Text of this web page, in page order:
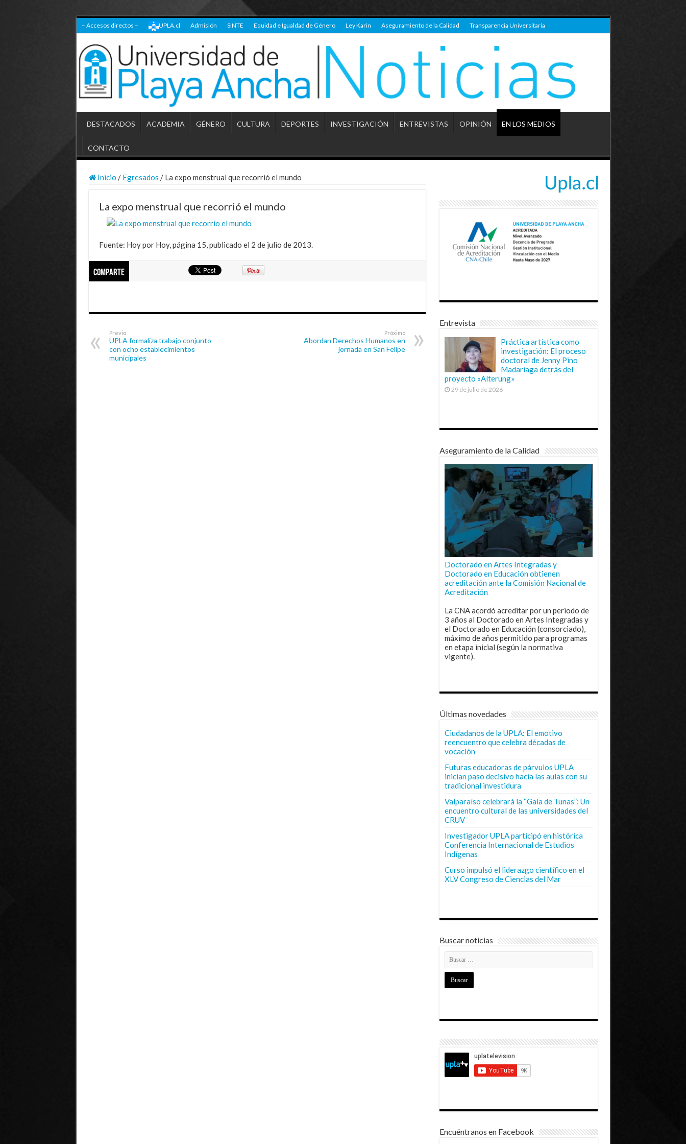
– Accesos directos – UPLA.cl Admisión SINTE Equidad e Igualdad de Género Ley Karin Aseguramiento de la Calidad Transparencia Universitaria
DESTACADOS ACADEMIA GÉNERO CULTURA DEPORTES INVESTIGACIÓN ENTREVISTAS OPINIÓN EN LOS MEDIOS
CONTACTO
Inicio / Egresados / La expo menstrual que recorrió el mundo
La expo menstrual que recorrió el mundo
Fuente: Hoy por Hoy, página 15, publicado el 2 de julio de 2013.
Comparte
Previo
UPLA formaliza trabajo conjunto
con ocho establecimientos
municipales
Próximo
Abordan Derechos Humanos en
jornada en San Felipe
Entrevista
Práctica artística como
investigación: El proceso
doctoral de Jenny Pino
Madariaga detrás del
proyecto «Alterung»
29 de julio de 2026
Aseguramiento de la Calidad
Doctorado en Artes Integradas y
Doctorado en Educación obtienen
acreditación ante la Comisión Nacional de
Acreditación
La CNA acordó acreditar por un periodo de
3 años al Doctorado en Artes Integradas y
el Doctorado en Educación (consorciado),
máximo de años permitido para programas
en etapa inicial (según la normativa
vigente).
Últimas novedades
Ciudadanos de la UPLA: El emotivo
reencuentro que celebra décadas de
vocación
Futuras educadoras de párvulos UPLA
inician paso decisivo hacia las aulas con su
tradicional investidura
Valparaíso celebrará la “Gala de Tunas”: Un
encuentro cultural de las universidades del
CRUV
Investigador UPLA participó en histórica
Conferencia Internacional de Estudios
Indígenas
Curso impulsó el liderazgo científico en el
XLV Congreso de Ciencias del Mar
Buscar noticias
Encuéntranos en Facebook